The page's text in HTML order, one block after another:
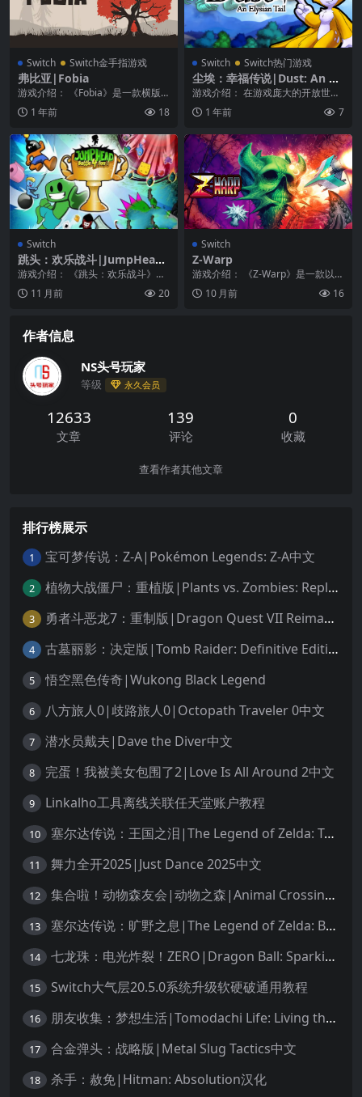
Switch Switch金手指游戏
弗比亚|Fobia
游戏介绍： 《Fobia》是一款横版
类型的冒险动作类游戏，该作具备
十分清新的场景...
1 年前 18
Switch Switch热门游戏
尘埃：幸福传说|Dust: An El
ysian Tail
游戏介绍： 在游戏庞大的开放世界
中，透过容易上手、不易精通的作
战系统同时和数十名...
1 年前 7
Switch
跳头：欢乐战斗|JumpHead:
Battle4Fun
游戏介绍： 《跳头：欢乐战斗》是
一款有趣的动作独立游戏，投入集
体战斗！和你的朋友...
11 月前 20
Switch
Z-Warp
游戏介绍： 《Z-Warp》是一款以复
古像素艺术风格呈现的激烈垂直射
击游戏，具有...
10 月前 16
作者信息
NS头号玩家
等级 永久会员
12633
文章
139
评论
0
收藏
查看作者其他文章
排行榜展示
1 宝可梦传说：Z-A|Pokémon Legends: Z-A中文
2 植物大战僵尸：重植版|Plants vs. Zombies: Replanted中文
3 勇者斗恶龙7：重制版|Dragon Quest VII Reimagined中文
4 古墓丽影：决定版|Tomb Raider: Definitive Edition中文
5 悟空黑色传奇|Wukong Black Legend
6 八方旅人0|歧路旅人0|Octopath Traveler 0中文
7 潜水员戴夫|Dave the Diver中文
8 完蛋！我被美女包围了2|Love Is All Around 2中文
9 Linkalho工具离线关联任天堂账户教程
10 塞尔达传说：王国之泪|The Legend of Zelda: Tears of the Kingdom中文
11 舞力全开2025|Just Dance 2025中文
12 集合啦！动物森友会|动物之森|Animal Crossing: New Horizons中文
13 塞尔达传说：旷野之息|The Legend of Zelda: Breath of the Wild中文
14 七龙珠：电光炸裂！ZERO|Dragon Ball: Sparking! Zero中文
15 Switch大气层20.5.0系统升级软硬破通用教程
16 朋友收集：梦想生活|Tomodachi Life: Living the Dream中文
17 合金弹头：战略版|Metal Slug Tactics中文
18 杀手：赦免|Hitman: Absolution汉化